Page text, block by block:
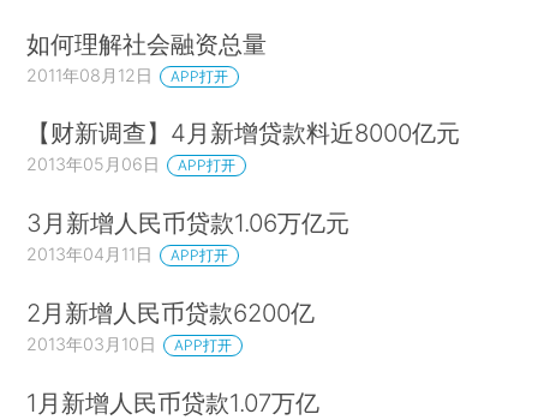
如何理解社会融资总量
2011年08月12日 APP打开
【财新调查】4月新增贷款料近8000亿元
2013年05月06日 APP打开
3月新增人民币贷款1.06万亿元
2013年04月11日 APP打开
2月新增人民币贷款6200亿
2013年03月10日 APP打开
1月新增人民币贷款1.07万亿